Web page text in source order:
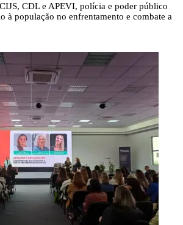
CDL e APEVI, polícia e poder público
à população no enfrentamento e combate a